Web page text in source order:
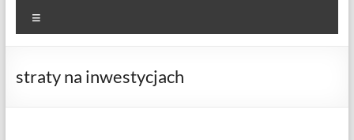
straty na inwestycjach